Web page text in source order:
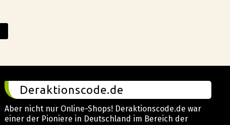
Deraktionscode.de
Aber nicht nur Online-Shops! Deraktionscode.de war
einer der Pioniere in Deutschland im Bereich der